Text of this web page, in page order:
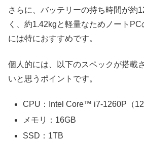
さらに、バッテリーの持ち時間が約
く、約1.42kgと軽量なためノート
には特におすすめです。
個人的には、以下のスペックが搭載
いと思うポイントです。
CPU：Intel Core™ i7-1260P（12
メモリ：16GB
SSD：1TB